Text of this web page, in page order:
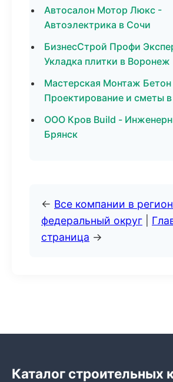
Автосалон Мотор Люкс -
Автоэлектрика в Сочи
БизнесСтрой Профи
Укладка плитки в Воронеж
Мастерская Монтаж
Проектирование и сметы
ООО Кров Build -
Брянск
← Все компании в
федеральный округ
страница →
Каталог строительных